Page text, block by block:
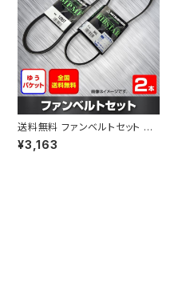
送料無料 ファンベルトセット ト
ヨタ プロボックス 型式NCP50
V H24.03～ （国内トップメーカ
¥3,163